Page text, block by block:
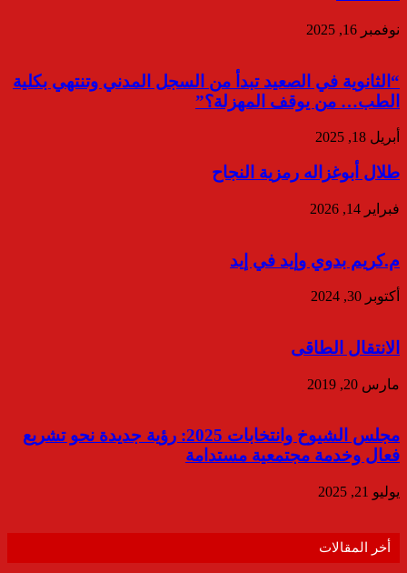
نوفمبر 16, 2025
“الثانوية في الصعيد تبدأ من السجل المدني وتنتهي بكلية
الطب… من يوقف المهزلة؟”
أبريل 18, 2025
طلال أبوغزاله رمزية النجاح
فبراير 14, 2026
م.كريم بدوي وإيد في إيد
أكتوبر 30, 2024
الانتقال الطاقى
مارس 20, 2019
مجلس الشيوخ وانتخابات 2025: رؤية جديدة نحو تشريع
فعال وخدمة مجتمعية مستدامة
يوليو 21, 2025
أخر المقالات